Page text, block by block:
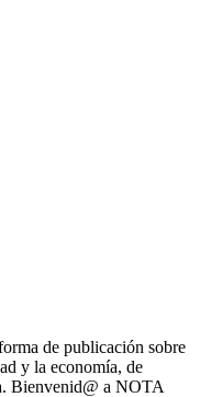
de publicación sobre
y la economía, de
Bienvenid@ a NOTA